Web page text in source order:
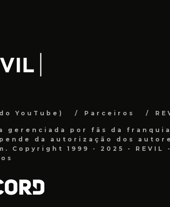
YouTube) Parceiros
gerenciada por fãs da
da autorização dos
Copyright 1999 - 2025 -